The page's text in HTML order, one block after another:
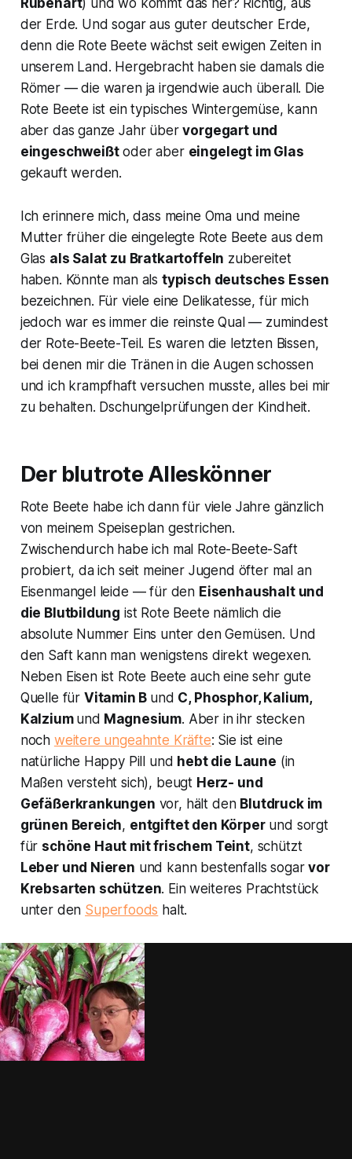
Rübenart) und wo kommt das her? Richtig, aus
der Erde. Und sogar aus guter deutscher Erde,
denn die Rote Beete wächst seit ewigen Zeiten in
unserem Land. Hergebracht haben sie damals die
Römer — die waren ja irgendwie auch überall. Die
Rote Beete ist ein typisches Wintergemüse, kann
aber das ganze Jahr übervorgegart und
eingeschweißtoder aber eingelegt im Glas
gekauft werden.
Ich erinnere mich, dass meine Oma und meine
Mutter früher die eingelegte Rote Beete aus dem
Glas als Salat zu Bratkartoffeln zubereitet
haben. Könnte man als typisch deutsches Essen
bezeichnen. Für viele eine Delikatesse, für mich
jedoch war es immer die reinste Qual — zumindest
der Rote-Beete-Teil. Es waren die letzten Bissen,
bei denen mir die Tränen in die Augen schossen
und ich krampfhaft versuchen musste, alles bei mir
zu behalten. Dschungelprüfungen der Kindheit.
Der blutrote Alleskönner
Rote Beete habe ich dann für viele Jahre gänzlich
von meinem Speiseplan gestrichen.
Zwischendurch habe ich mal Rote-Beete-Saft
probiert, da ich seit meiner Jugend öfter mal an
Eisenmangel leide — für den Eisenhaushalt und
die Blutbildung ist Rote Beete nämlich die
absolute Nummer Eins unter den Gemüsen. Und
den Saft kann man wenigstens direkt wegexen.
Neben Eisen ist Rote Beete auch eine sehr gute
Quelle für Vitamin B und C, Phosphor, Kalium,
Kalzium und Magnesium. Aber in ihr stecken
noch weitere ungeahnte Kräfte: Sie ist eine
natürliche Happy Pill und hebt die Laune (in
Maßen versteht sich), beugt Herz- und
Gefäßerkrankungen vor, hält den Blutdruck im
grünen Bereich, entgiftet den Körperund sorgt
für schöne Haut mit frischem Teint, schützt
Leber und Nieren und kann bestenfalls sogarvor
Krebsarten schützen. Ein weiteres Prachtstück
unter den Superfoods halt.